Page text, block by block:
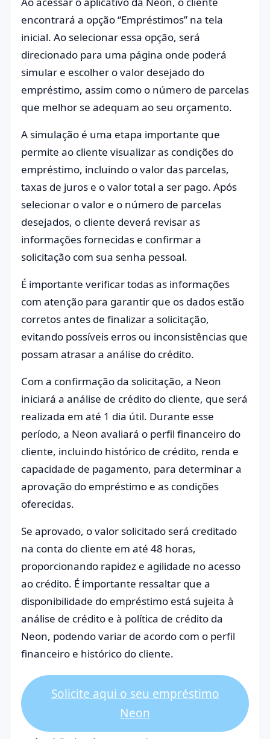
encontrará a opção “Empréstimos” na tela
inicial. Ao selecionar essa opção, será
direcionado para uma página onde poderá
simular e escolher o valor desejado do
empréstimo, assim como o número de parcelas
que melhor se adequam ao seu orçamento.
A simulação é uma etapa importante que
permite ao cliente visualizar as condições do
empréstimo, incluindo o valor das parcelas,
taxas de juros e o valor total a ser pago. Após
selecionar o valor e o número de parcelas
desejados, o cliente deverá revisar as
informações fornecidas e confirmar a
solicitação com sua senha pessoal.
É importante verificar todas as informações
com atenção para garantir que os dados estão
corretos antes de finalizar a solicitação,
evitando possíveis erros ou inconsistências que
possam atrasar a análise do crédito.
Com a confirmação da solicitação, a Neon
iniciará a análise de crédito do cliente, que será
realizada em até 1 dia útil. Durante esse
período, a Neon avaliará o perfil financeiro do
cliente, incluindo histórico de crédito, renda e
capacidade de pagamento, para determinar a
aprovação do empréstimo e as condições
oferecidas.
Se aprovado, o valor solicitado será creditado
na conta do cliente em até 48 horas,
proporcionando rapidez e agilidade no acesso
ao crédito. É importante ressaltar que a
disponibilidade do empréstimo está sujeita à
análise de crédito e à política de crédito da
Neon, podendo variar de acordo com o perfil
financeiro e histórico do cliente.
Solicite aqui o seu empréstimo
Neon